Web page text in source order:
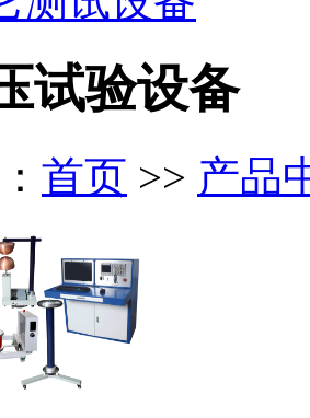
试验设备
首页 >> 产品